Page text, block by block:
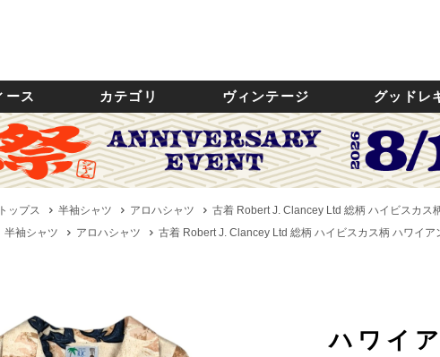
ース カテゴリ ヴィンテージ グッドレ
トップス 半袖シャツ アロハシャツ
古着 Robert J. Clancey Ltd 総柄 ハイビスカス
半袖シャツ アロハシャツ 古着 Robert J. Clancey Ltd 総柄 ハイビスカス柄 ハワイ
ハワイ